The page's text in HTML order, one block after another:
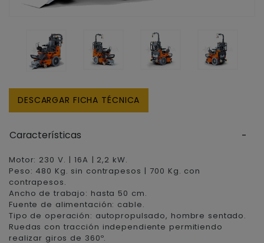
DESCARGAR FICHA TÉCNICA
Características
Motor: 230 V. | 16A | 2,2 kW.
Peso: 480 Kg. sin contrapesos | 700 Kg. con
contrapesos.
Ancho de trabajo: hasta 50 cm.
Fuente de alimentación: cable.
Tipo de operación: autopropulsado, hombre sentado.
Ruedas con tracción independiente permitiendo
realizar giros de 360º.